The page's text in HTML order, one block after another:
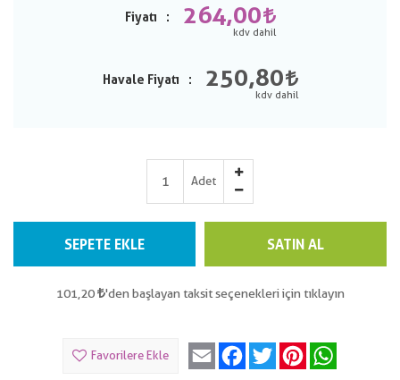
Fiyatı 264,00
Havale Fiyatı 250,80
Adet
SEPETE EKLE SATIN AL
101,20 'den başlayan taksit seçenekleri için tıklayın
Favorilere Ekle Email Facebook
Twitter Pinterest